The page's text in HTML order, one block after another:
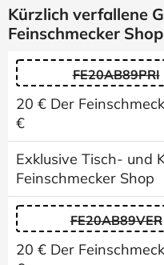
Kürzlich verfallene
Feinschmecker Shop
FE20AB89PRI
20 € Der
€
Exklusive Tisch- und
Feinschmecker Shop
FE20AB89VER
20 € Der